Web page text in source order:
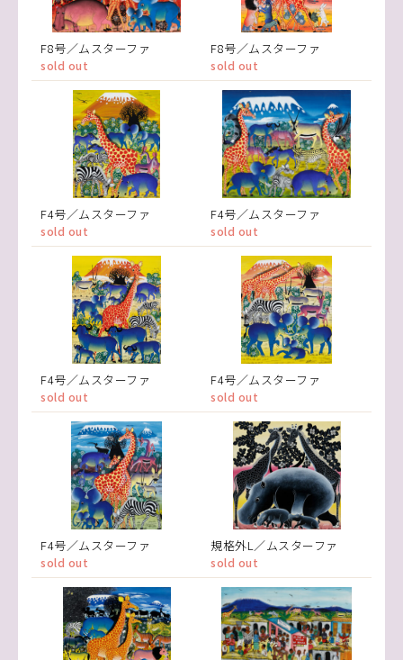
F8号／ムスターファ
sold out
F8号／ムスターファ
sold out
F4号／ムスターファ
sold out
F4号／ムスターファ
sold out
F4号／ムスターファ
sold out
F4号／ムスターファ
sold out
F4号／ムスターファ
sold out
規格外L／ムスターファ
sold out